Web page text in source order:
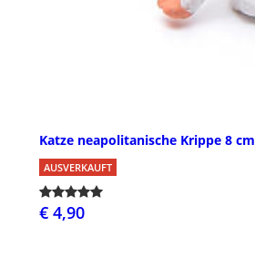
Katze neapolitanische Krippe 8 cm
AUSVERKAUFT
€ 4,90